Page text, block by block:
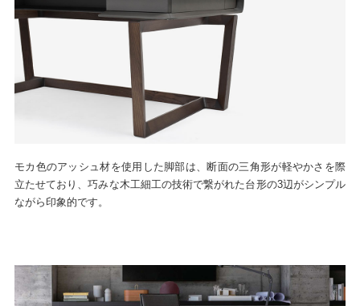
モカ色のアッシュ材を使用した脚部は、断面の三角形が軽やかさを際
立たせており、巧みな木工細工の技術で繋がれた台形の3辺がシンプル
ながら印象的です。